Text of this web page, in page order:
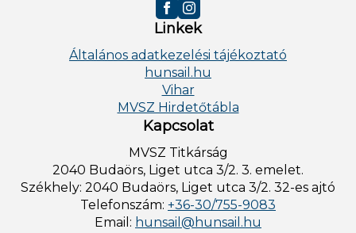
Linkek
Általános adatkezelési tájékoztató
hunsail.hu
Vihar
MVSZ Hirdetőtábla
Kapcsolat
MVSZ Titkárság
2040 Budaörs, Liget utca 3/2. 3. emelet.
Székhely: 2040 Budaörs, Liget utca 3/2. 32-es ajtó
Telefonszám: +36-30/755-9083
Email: hunsail@hunsail.hu